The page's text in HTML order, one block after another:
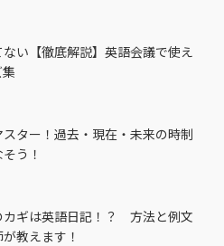
い【徹底解説】英語会議で使え
ター！過去・現在・未来の時制
う！
カギは英語日記！？ 方法と例文
教えます！